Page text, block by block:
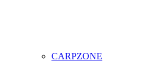
CARPZONE